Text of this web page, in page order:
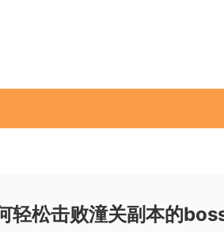
轻松击败潼关副本的